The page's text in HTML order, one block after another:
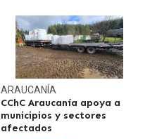
ARAUCANÍA
CChC Araucanía apoya a
municipios y sectores
afectados